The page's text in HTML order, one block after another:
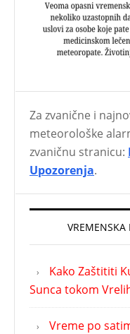
Za zvanične i
meteorološke
zvaničnu stranicu:
Upozorenja.
VREMENSKA
Kako Zaštititi
Sunca tokom
Vreme po